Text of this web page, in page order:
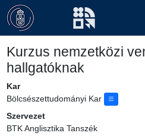
Kurzus nemzetközi
hallgatóknak
Kar
Bölcsészettudományi Kar
Szervezet
BTK Anglisztika Tanszék